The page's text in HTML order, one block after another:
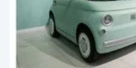
Offerte Moto
Veicoli Commerciali
Offerte Re-Use
Lavora con Noi
Contatti